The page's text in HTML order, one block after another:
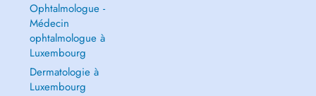
Ophtalmologue -
Médecin
ophtalmologue à
Luxembourg
Dermatologie à
Luxembourg